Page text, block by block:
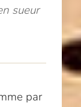
sueur
par